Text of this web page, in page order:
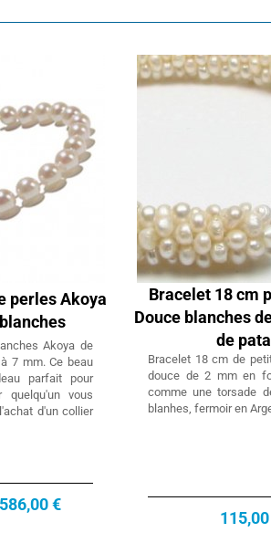
perles Akoya
Akoya de
7 mm. Ce beau
parfait pour
quelqu'un vous
d'un collier
€
Bracelet 18 cm
Douce blanches
de
Bracelet 18 cm de
douce de 2 mm en
comme une torsade
blanhes, fermoir en